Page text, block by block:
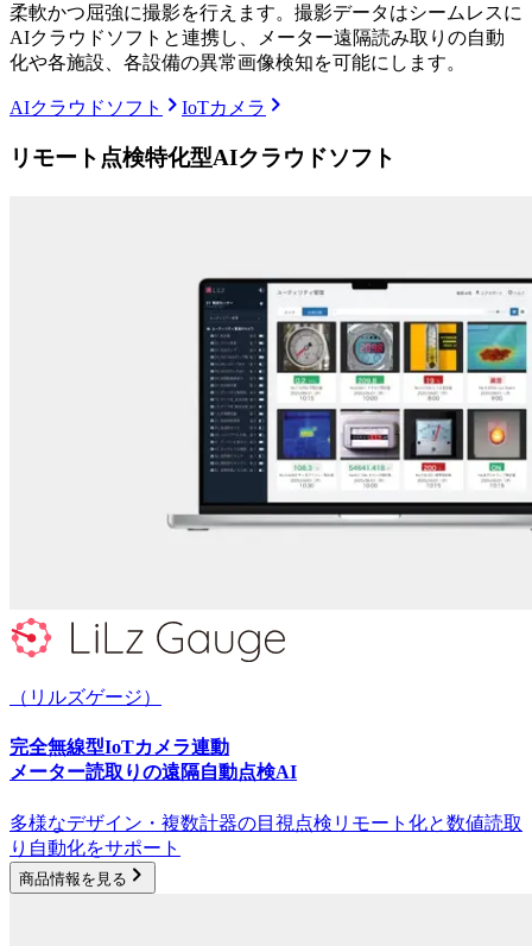
柔軟かつ屈強に撮影を行えます。撮影データはシームレスに
AIクラウドソフトと連携し、メーター遠隔読み取りの自動
化や各施設、各設備の異常画像検知を可能にします。
AIクラウドソフト IoTカメラ
リモート点検特化型AIクラウドソフト
（リルズゲージ）
完全無線型IoTカメラ連動
メーター読取りの遠隔自動点検AI
多様なデザイン・複数計器の目視点検リモート化と数値読取
り自動化をサポート
商品情報を見る